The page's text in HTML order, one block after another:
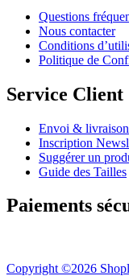
Questions
Nous contacter
Conditions
Politique de
Service Client
Envoi & livraison
Inscription
Suggérer un
Guide des Tailles
Paiements
Copyright ©2026